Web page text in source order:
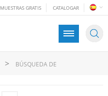
MUESTRAS GRATIS CATALOGAR
> BÚSQUEDA DE